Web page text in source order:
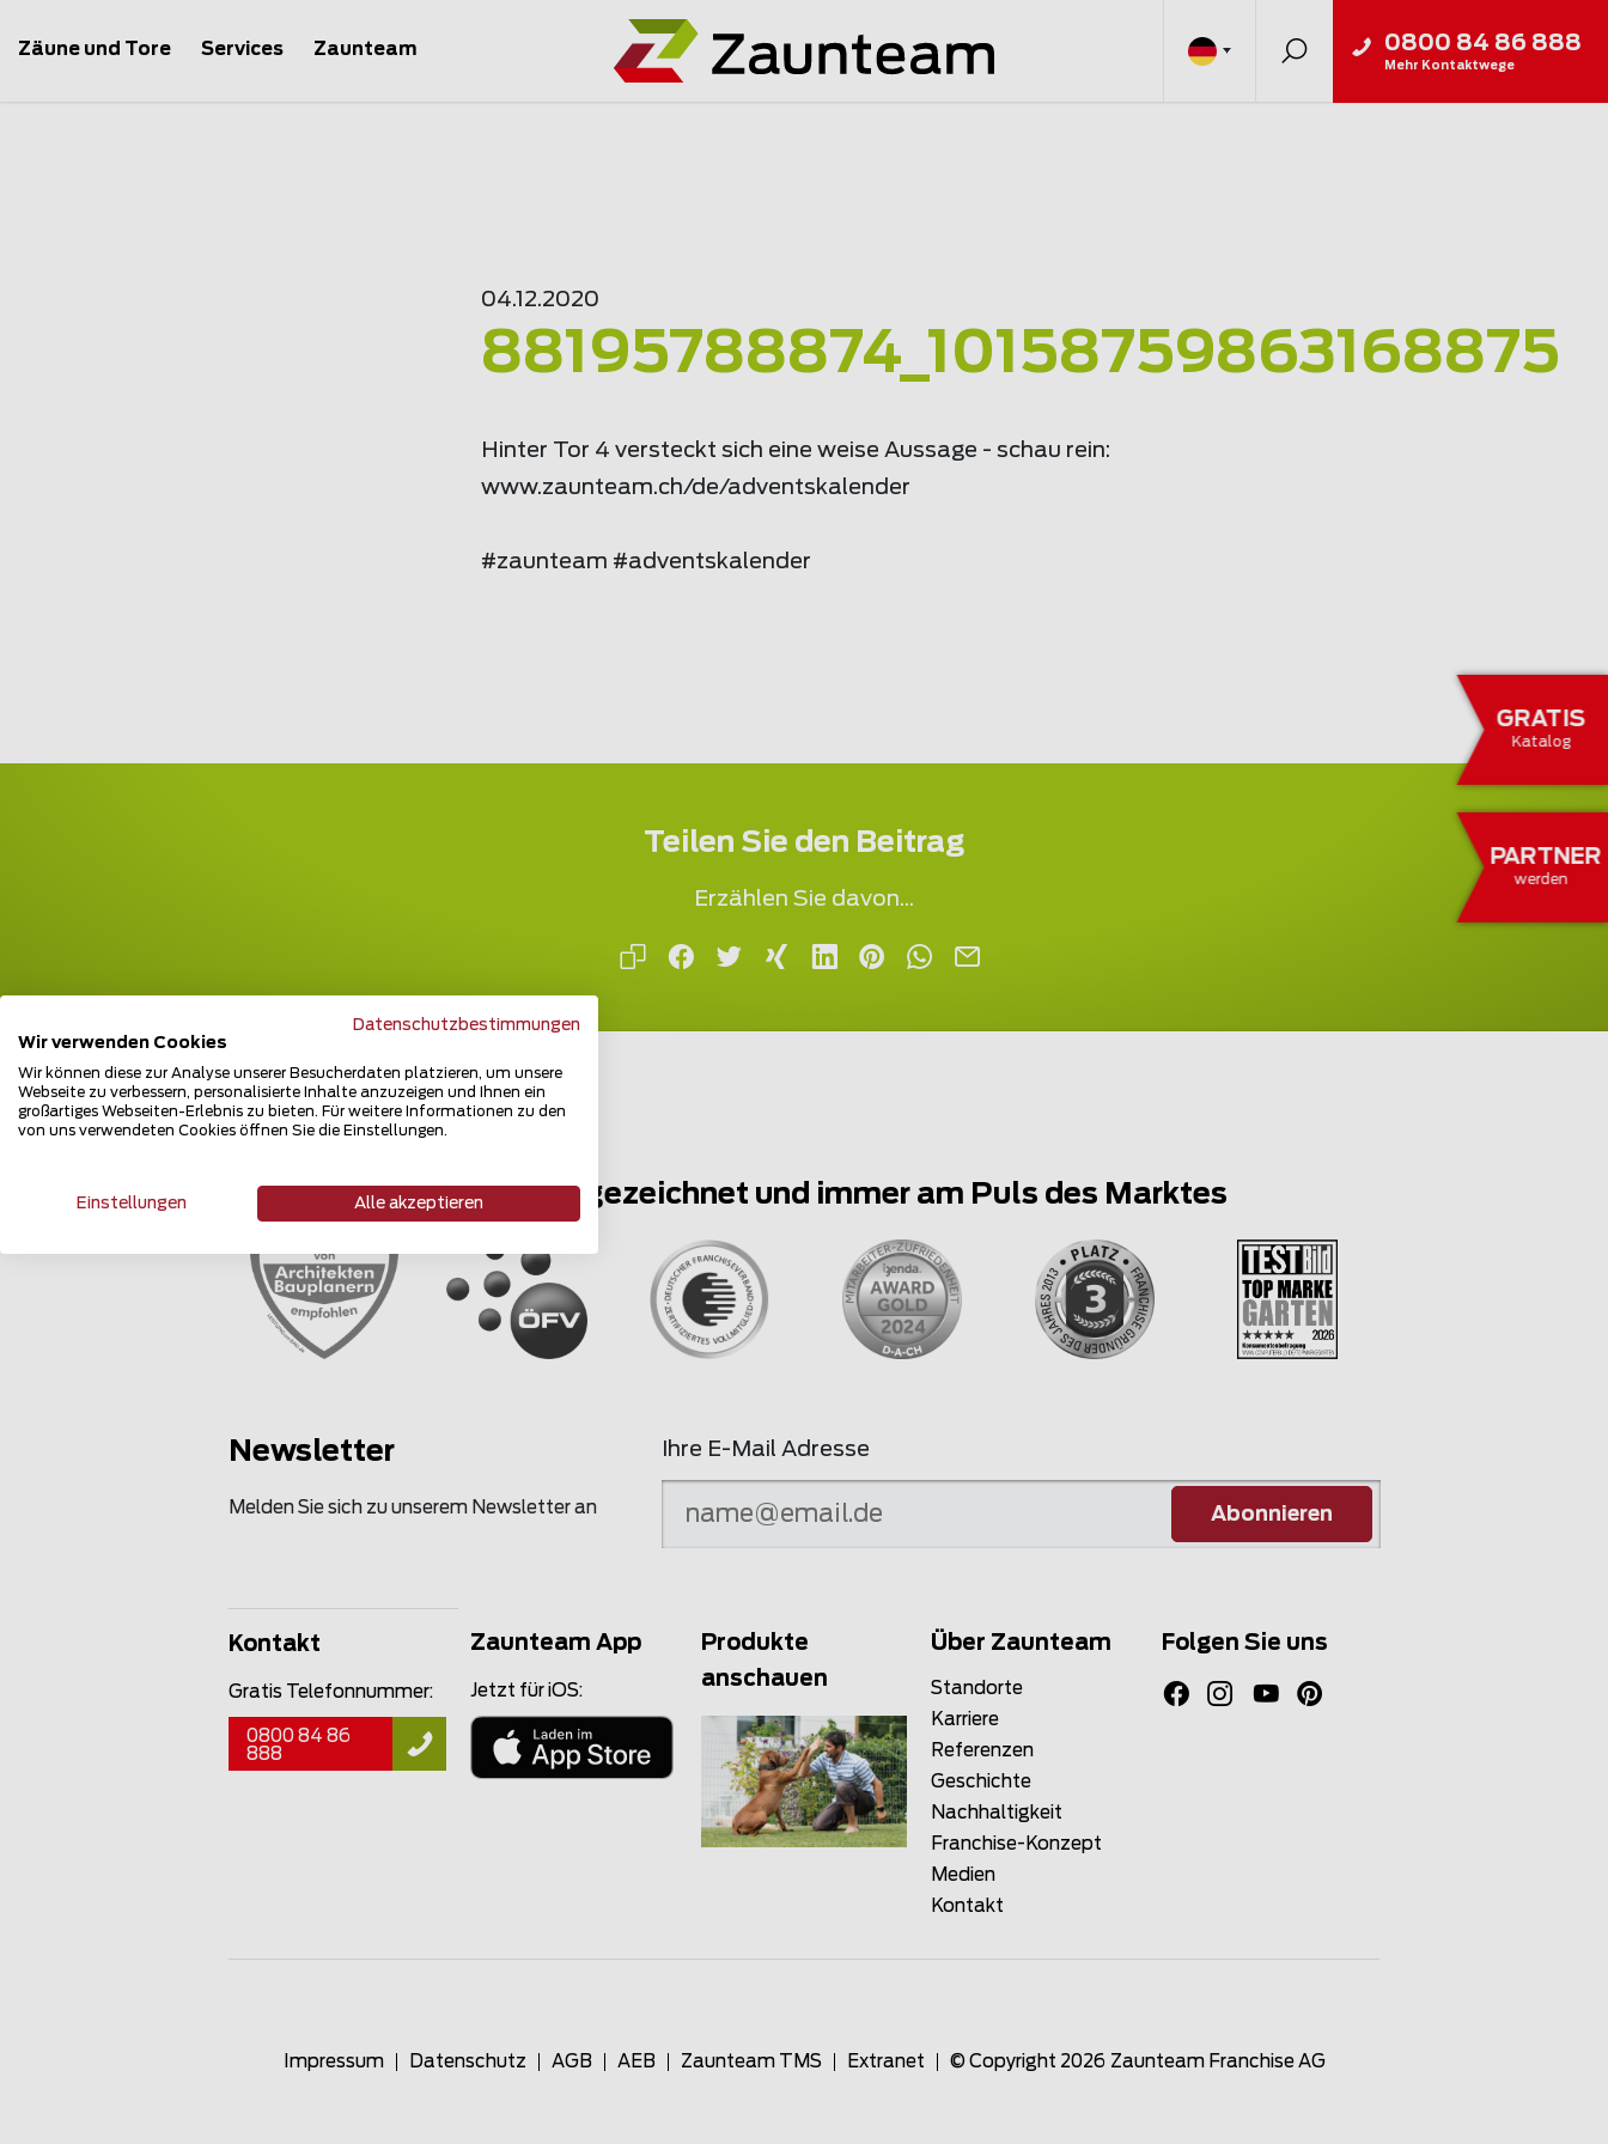
GRATIS
Katalog
PARTNER
werden
Zäune und Tore Services Zaunteam 0800 84 86 888
Mehr Kontaktwege
04.12.2020
88195788874_10158759863168875
Hinter Tor 4 versteckt sich eine weise Aussage - schau rein:
www.zaunteam.ch/de/adventskalender
#zaunteam #adventskalender
Teilen Sie den Beitrag
Erzählen Sie davon...
Mehrfach ausgezeichnet und immer am Puls des Marktes
Newsletter
Melden Sie sich zu unserem Newsletter an
Ihre E-Mail Adresse
Abonnieren
Kontakt
Gratis Telefonnummer:
0800 84 86
888
Zaunteam App
Jetzt für iOS:
Produkte
anschauen
Über Zaunteam
Standorte
Karriere
Referenzen
Geschichte
Nachhaltigkeit
Franchise-Konzept
Medien
Kontakt
Folgen Sie uns
Impressum Datenschutz AGB AEB Zaunteam TMS Extranet © Copyright 2026 Zaunteam Franchise AG
Datenschutzbestimmungen
Wir verwenden Cookies
Wir können diese zur Analyse unserer Besucherdaten platzieren, um unsere
Webseite zu verbessern, personalisierte Inhalte anzuzeigen und Ihnen ein
großartiges Webseiten-Erlebnis zu bieten. Für weitere Informationen zu den
von uns verwendeten Cookies öffnen Sie die Einstellungen.
Einstellungen Alle akzeptieren